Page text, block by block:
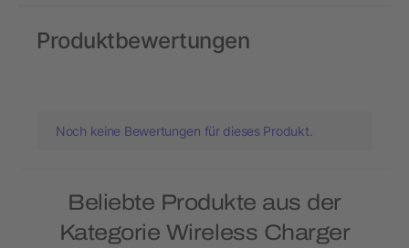
Produktbewertungen
Noch keine Bewertungen für dieses Produkt.
Beliebte Produkte aus der
Kategorie Wireless Charger